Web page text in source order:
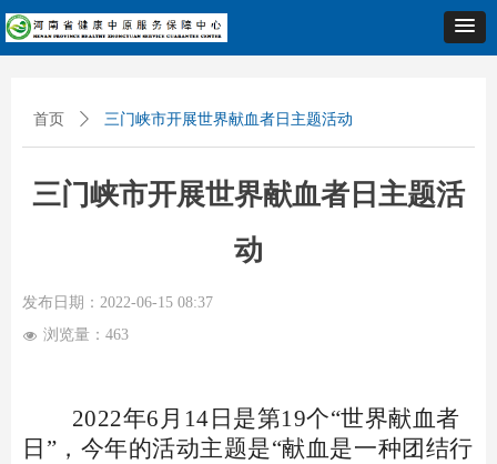
首页 ꄲ 三门峡市开展世界献血者日主题活动
三门峡市开展世界献血者日主题活
动
发布日期： 2022-06-15 08:37
넶 浏览量： 463
2022年6月14日是第19个“世界献血者
日”，今年的活动主题是“献血是一种团结行